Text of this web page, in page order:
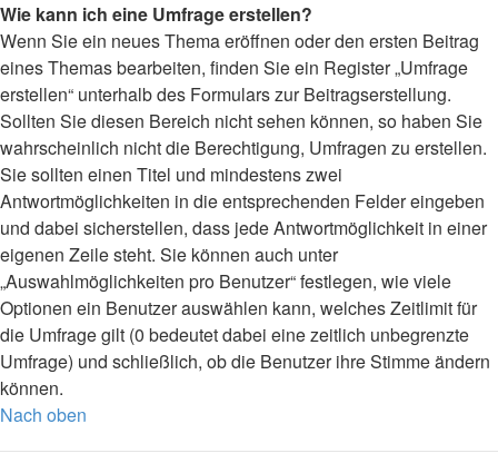
Wie kann ich eine Umfrage erstellen?
Wenn Sie ein neues Thema eröffnen oder den ersten Beitrag
eines Themas bearbeiten, finden Sie ein Register „Umfrage
erstellen“ unterhalb des Formulars zur Beitragserstellung.
Sollten Sie diesen Bereich nicht sehen können, so haben Sie
wahrscheinlich nicht die Berechtigung, Umfragen zu erstellen.
Sie sollten einen Titel und mindestens zwei
Antwortmöglichkeiten in die entsprechenden Felder eingeben
und dabei sicherstellen, dass jede Antwortmöglichkeit in einer
eigenen Zeile steht. Sie können auch unter
„Auswahlmöglichkeiten pro Benutzer“ festlegen, wie viele
Optionen ein Benutzer auswählen kann, welches Zeitlimit für
die Umfrage gilt (0 bedeutet dabei eine zeitlich unbegrenzte
Umfrage) und schließlich, ob die Benutzer ihre Stimme ändern
können.
Nach oben